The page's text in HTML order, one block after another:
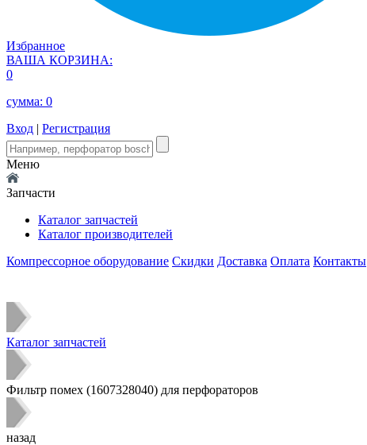
Избранное
ВАША КОРЗИНА:
0
сумма: 0
Вход | Регистрация
Меню
Запчасти
Каталог запчастей
Каталог производителей
Компрессорное оборудование Скидки Доставка Оплата Контакты
Каталог запчастей
Фильтр помех (1607328040) для перфораторов
назад